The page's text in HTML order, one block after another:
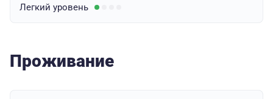
Легкий уровень
Проживание